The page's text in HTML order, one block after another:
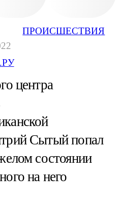
ПРОИСШЕСТВИЯ
центра
Сытый попал
состоянии
на него